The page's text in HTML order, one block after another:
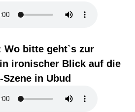
Wo bitte geht`s zur
ironischer Blick auf die
Szene in Ubud